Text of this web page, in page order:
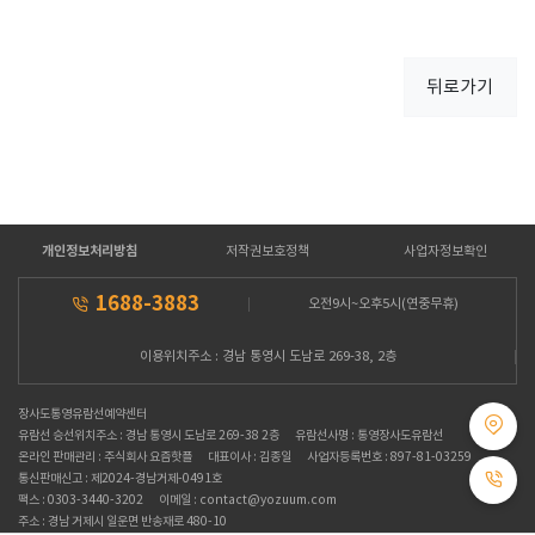
뒤로가기
개인정보처리방침 저작권보호정책 사업자정보확인
1688-3883 오전9시~오후5시(연중무휴)
이용위치주소 : 경남 통영시 도남로 269-38, 2층
장사도통영유람선예약센터
유람선 승선위치주소 : 경남 통영시 도남로 269-38 2층
유람선사명 : 통영장사도유람선
온라인 판매관리 : 주식회사 요즘핫플
대표이사 : 김종일
사업자등록번호 : 897-81-03259
통신판매신고 : 제2024-경남거제-0491호
팩스 : 0303-3440-3202
이메일 : contact@yozuum.com
주소 : 경남 거제시 일운면 반송재로 480-10